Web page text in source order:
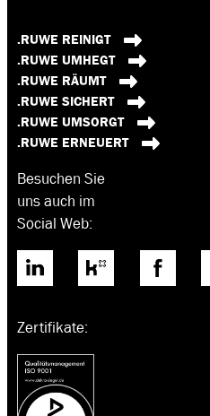
.RUWE REINIGT
.RUWE UMHEGT
.RUWE RÄUMT
.RUWE SICHERT
.RUWE UMSORGT
.RUWE ERNEUERT
Besuchen Sie
uns auch im
Social Web:
Zertifikate: